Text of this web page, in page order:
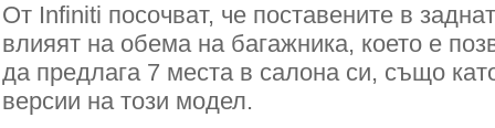
От Infiniti посочват, че поставените в
влияят на обема на багажника, което е
да предлага 7 места в салона си, също
версии на този модел.